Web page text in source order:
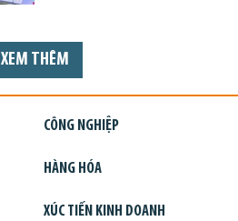
XEM THÊM
CÔNG NGHIỆP
HÀNG HÓA
XÚC TIẾN KINH DOANH